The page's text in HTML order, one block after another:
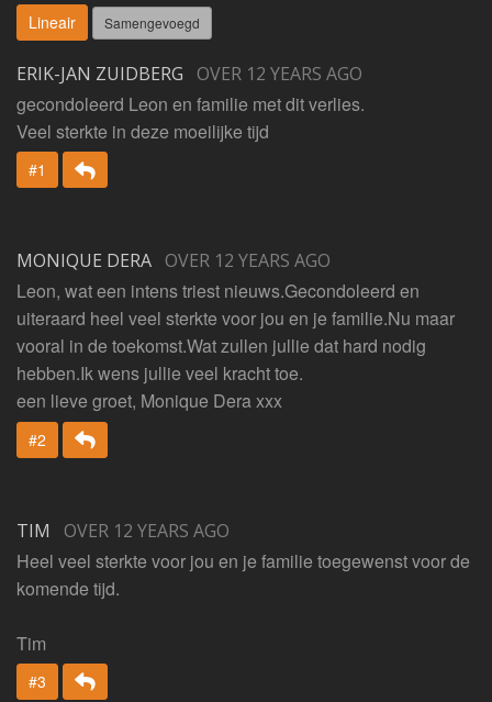
Lineair Samengevoegd
ERIK-JAN ZUIDBERG OVER 12 YEARS AGO
gecondoleerd Leon en familie met dit verlies.
Veel sterkte in deze moeilijke tijd
#1 Beantwoorden
MONIQUE DERA OVER 12 YEARS AGO
Leon, wat een intens triest nieuws.Gecondoleerd en
uiteraard heel veel sterkte voor jou en je familie.Nu maar
vooral in de toekomst.Wat zullen jullie dat hard nodig
hebben.Ik wens jullie veel kracht toe.
een lieve groet, Monique Dera xxx
#2 Beantwoorden
TIM OVER 12 YEARS AGO
Heel veel sterkte voor jou en je familie toegewenst voor de
komende tijd.
Tim
#3 Beantwoorden